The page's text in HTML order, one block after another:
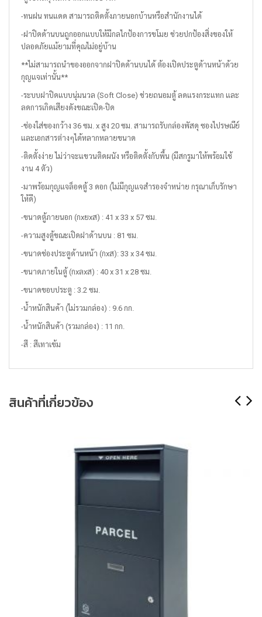
-ทนฝน ทนแดด สามารถติดตั้งภายนอกบ้านหรือสำนักงานได้
-ฝาปิดด้านบนถูกออกแบบให้มีกลไกป้องการขโมย ช่วยปกป้องสิ่งของให้
ปลอดภัยแม้ยามที่คุณไม่อยู่บ้าน
**ไม่สามารถนำของออกจากฝาปิดด้านบนได้ ต้องเปิดประตูด้านหน้าด้วย
กุญแจเท่านั้น**
-ระบบฝาปิดแบบนุ่มนวล (Soft Close) ช่วยถนอมตู้ ลดแรงกระแทก และ
ลดการเกิดเสียงดังขณะเปิด-ปิด
-ช่องใส่ของกว้าง 36 ซม. x สูง 20 ซม. สามารถรับกล่องพัสดุ ซองไปรษณีย์
และเอกสารต่างๆได้หลากหลายขนาด
-ติดตั้งง่าย ไม่ว่าจะแขวนติดผนัง หรือติดตั้งกับพื้น (มีสกรูมาให้พร้อมใช้
งาน 4 ตัว)
-มาพร้อมกุญแจล็อคตู้ 3 ดอก (ไม่มีกุญแจสำรองจำหน่าย กรุณาเก็บรักษา
ให้ดี)
-ขนาดตู้ภายนอก (กxยxส) : 41 x 33 x 57 ซม.
-ความสูงตู้ขณะเปิดฝาด้านบน : 81 ซม.
-ขนาดช่องประตูด้านหน้า (กxส): 33 x 34 ซม.
-ขนาดภายในตู้ (กxลxส) : 40 x 31 x 28 ซม.
-ขนาดขอบประตู : 3.2 ซม.
-น้ำหนักสินค้า (ไม่รวมกล่อง) : 9.6 กก.
-น้ำหนักสินค้า (รวมกล่อง) : 11 กก.
-สี : สีเทาเข้ม
สินค้าที่เกี่ยวข้อง